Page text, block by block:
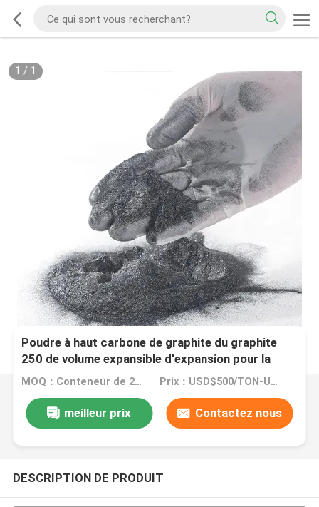
1 / 1
Poudre à haut carbone de graphite du graphite
250 de volume expansible d'expansion pour la
résistance de feu enduisant le graphite expansible
MOQ：Conteneur de 20 généralistes Prix：USD$500/TON-USD$3000/TON
meilleur prix Contactez nous
DESCRIPTION DE PRODUIT